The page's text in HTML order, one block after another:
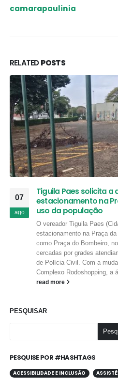
camarapaulinia
RELATEDPOSTS
07
ago
Tiguila Paes solicita a
estacionamento na
uso da população
O vereador Tiguila Paes
estacionamento na Praça
como Praça do Bombeiro,
cercadas por grades
de Polícia Civil. Com a
Complexo Rodoshopping, a
read more
PESQUISAR
PESQUISE POR #HASHTAGS
ACESSIBILIDADE E INCLUSÃO